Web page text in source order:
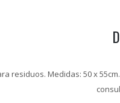
residuos. Medidas: 50 x